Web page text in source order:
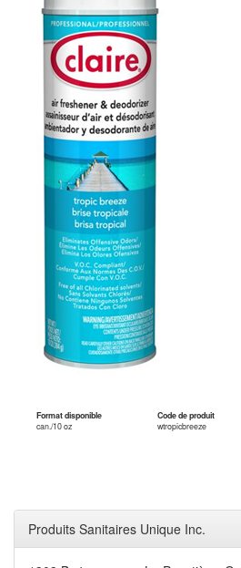
Format disponible
Code de produit
can./10 oz
wtropicbreeze
Produits Sanitaires Unique Inc.